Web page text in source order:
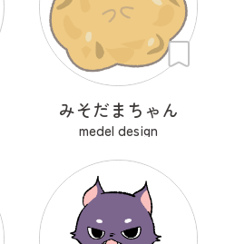
みそだまちゃん
medel design